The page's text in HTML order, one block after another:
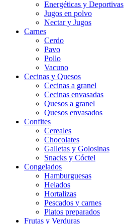
Energéticas y Deportivas
Jugos en polvo
Nectar y Jugos
Carnes
Cerdo
Pavo
Pollo
Vacuno
Cecinas y Quesos
Cecinas a granel
Cecinas envasadas
Quesos a granel
Quesos envasados
Confites
Cereales
Chocolates
Galletas y Golosinas
Snacks y Cóctel
Congelados
Hamburguesas
Helados
Hortalizas
Pescados y carnes
Platos preparados
Frutas y Verduras